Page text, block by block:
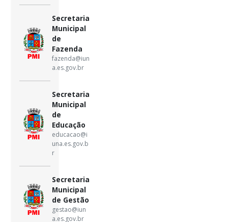
Secretaria
Municipal
de
Fazenda
fazenda@iun
a.es.gov.br
Secretaria
Municipal
de
Educação
educacao@i
una.es.gov.b
r
Secretaria
Municipal
de Gestão
gestao@iun
a.es.gov.br